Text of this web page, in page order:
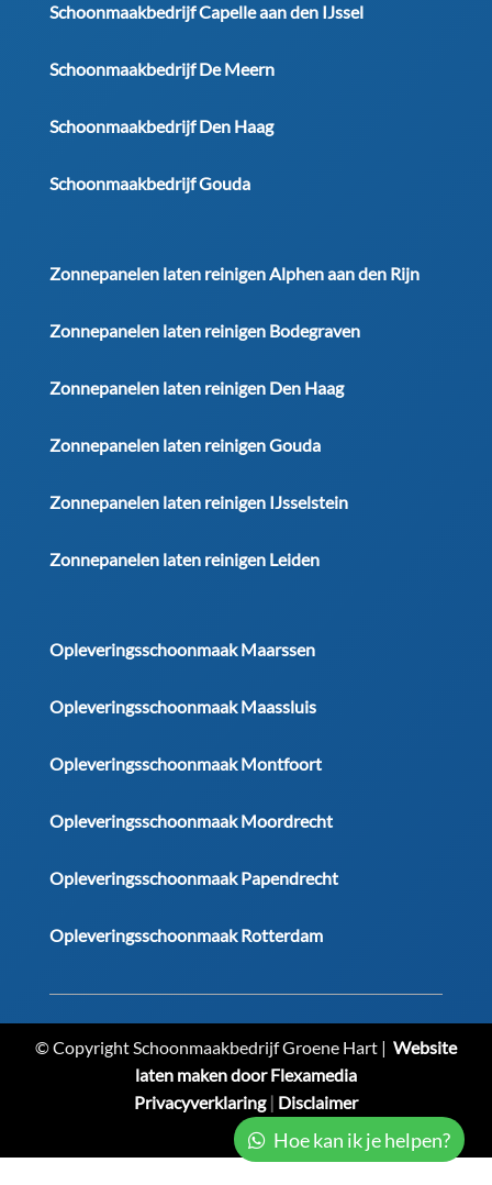
Schoonmaakbedrijf Capelle aan den IJssel
Schoonmaakbedrijf De Meern
Schoonmaakbedrijf Den Haag
Schoonmaakbedrijf Gouda
Zonnepanelen laten reinigen Alphen aan den Rijn
Zonnepanelen laten reinigen Bodegraven
Zonnepanelen laten reinigen Den Haag
Zonnepanelen laten reinigen Gouda
Zonnepanelen laten reinigen IJsselstein
Zonnepanelen laten reinigen Leiden
Opleveringsschoonmaak Maarssen
Opleveringsschoonmaak Maassluis
Opleveringsschoonmaak Montfoort
Opleveringsschoonmaak Moordrecht
Opleveringsschoonmaak Papendrecht
Opleveringsschoonmaak Rotterdam
Hoe kan ik je helpen?
© Copyright Schoonmaakbedrijf Groene Hart | Website
laten maken door Flexamedia
Privacyverklaring| Disclaimer